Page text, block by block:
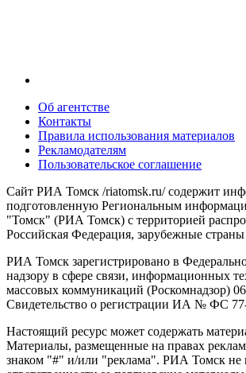
Об агентстве
Контакты
Правила использования материалов
Рекламодателям
Пользовательское соглашение
Сайт РИА Томск /riatomsk.ru/ содержит
подготовленную Региональным
"Томск" (РИА Томск) с территорией
Российская Федерация, зарубежные страны
РИА Томск зарегистрировано в
надзору в сфере связи, информационных
массовых коммуникаций (Роскомнадзор) 06
Свидетельство о регистрации ИА № ФС
Настоящий ресурс может содержать
Материалы, размещенные на правах
знаком "#" и/или "реклама". РИА Томск не